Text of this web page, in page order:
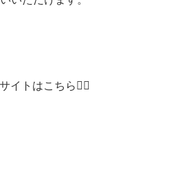
イトはこちら💁‍♀️